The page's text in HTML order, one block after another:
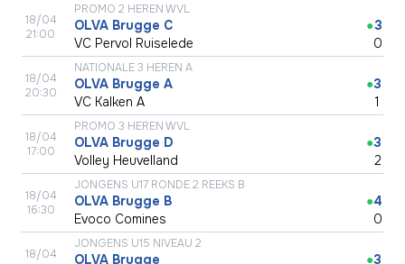
18/04
21:00
PROMO 2 HEREN WVL
OLVA Brugge C
VC Pervol Ruiselede
●3
0
18/04
20:30
NATIONALE 3 HEREN A
OLVA Brugge A
VC Kalken A
●3
1
18/04
17:00
PROMO 3 HEREN WVL
OLVA Brugge D
Volley Heuvelland
●3
2
18/04
16:30
JONGENS U17 RONDE 2 REEKS B
OLVA Brugge B
Evoco Comines
●4
0
18/04
JONGENS U15 NIVEAU 2
OLVA Brugge
●3